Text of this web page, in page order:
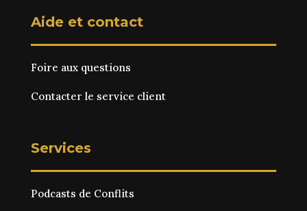
Aide et contact
Foire aux questions
Contacter le service client
Services
Podcasts de Conflits